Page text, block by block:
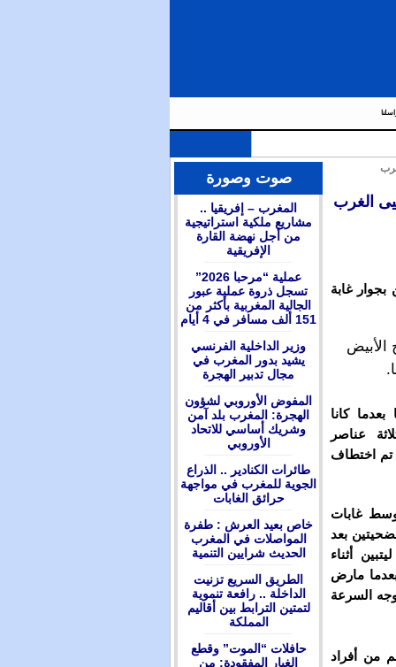
الغرب
غابة
الأبيض
كانا
عناصر
تم اختطاف
غابات
بعد
أثناء
مارض
السرعة
من أفراد
صوت وصورة
المغرب – إفريقيا ..
مشاريع ملكية استراتيجية
من أجل نهضة القارة
الإفريقية
عملية “مرحبا 2026”
تسجل ذروة عملية عبور
الجالية المغربية بأكثر من
151 ألف مسافر في 4 أيام
وزير الداخلية الفرنسي
يشيد بدور المغرب في
مجال تدبير الهجرة
المفوض الأوروبي لشؤون
الهجرة: المغرب بلد آمن
وشريك أساسي للاتحاد
الأوروبي
طائرات الكنادير .. الذراع
الجوية للمغرب في مواجهة
حرائق الغابات
ﺧﺎﺹ ﺑﻌﻴﺪ ﺍﻟﻌﺮﺵ : ﻃﻔﺮﺓ
ﺍﻟﻤﻮﺍﺻﻼﺕ ﻓﻲ ﺍﻟﻤﻐﺮﺏ
ﺍﻟﺤﺪﻳﺚ ﺷﺮﺍﻳﻴﻦ ﺍﻟﺘﻨﻤﻴﺔ
الطريق السريع تزنيت
الداخلة .. رافعة تنموية
لتمتين الترابط بين أقاليم
المملكة
حافلات “الموت” وقطع
الغيار المفقودة: من